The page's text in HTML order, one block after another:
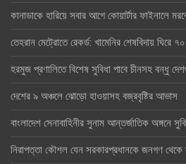
কানাডাকে হারিয়ে সবার আগে কোয়ার্টার ফাইনালে
তেহরান মেট্রোতে রেকর্ড: খামেনির শেষবিদায় ঘিরে
হরমুজ প্রণালিতে বিশেষ সুবিধা পাবে চীনসহ বন্ধু
দেশের ৯ অঞ্চলে ঝোড়ো হাওয়াসহ বজ্রবৃষ্টির আভাস
বাংলাদেশ সেনাবাহিনীর সুনাম আন্তর্জাতিক অঙ্গনে
নিরাপত্তা কৌশল যেন সরকারপ্রধানকে জনগণ থেকে